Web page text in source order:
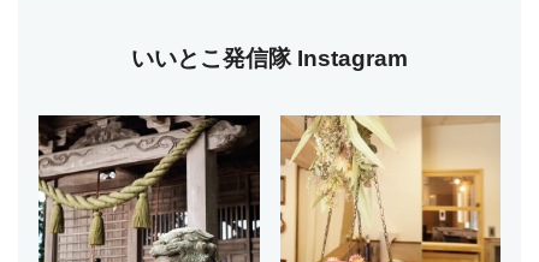
いいとこ発信隊 Instagram